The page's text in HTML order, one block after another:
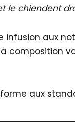
le chiendent
infusion aux
composition
aux